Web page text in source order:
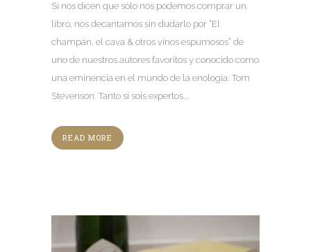
Si nos dicen que sólo nos podemos comprar un
libro, nos decantamos sin dudarlo por “El
champán, el cava & otros vinos espumosos” de
uno de nuestros autores favoritos y conocido como
una eminencia en el mundo de la enología: Tom
Stevenson. Tanto si sois expertos...
READ MORE